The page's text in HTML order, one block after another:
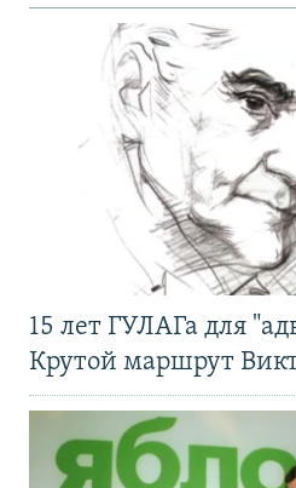
15 лет ГУЛАГа для
Крутой маршрут